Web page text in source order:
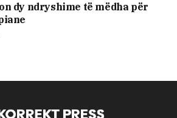
dy ndryshime të mëdha për